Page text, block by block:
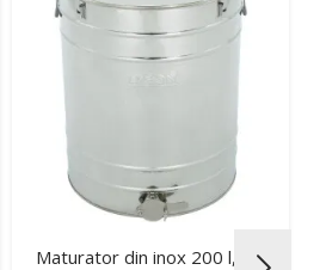
Maturator din inox 200 l,